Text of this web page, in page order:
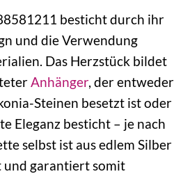
besticht durch ihr
und die Verwendung
Das Herzstück bildet
Anhänger, der entweder
Steinen besetzt ist oder
Eleganz besticht – je nach
selbst ist aus edlem Silber
garantiert somit